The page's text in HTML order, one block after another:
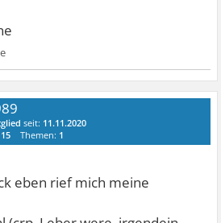
seit: 11.11.2020
15 Themen: 1
eben rief mich meine